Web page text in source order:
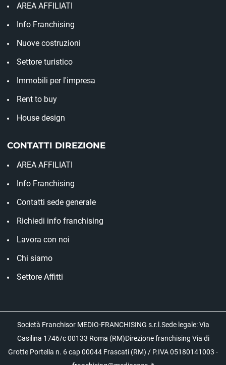
AREA AFFILIATI
Info Franchising
Nuove costruzioni
Settore turistico
Immobili per l'impresa
Rent to buy
House design
CONTATTI DIREZIONE
AREA AFFILIATI
Info Franchising
Contatti sede generale
Richiedi info franchising
Lavora con noi
Chi siamo
Settore Affitti
Società Franchisor MEDIO-FRANCHISING s.r.l.Sede legale: Via
Casilina 1746/c 00133 Roma (RM)Direzione franchising Via di
Grotte Portella n. 6 cap 00044 Frascati (RM) / P.IVA 05180141003 -